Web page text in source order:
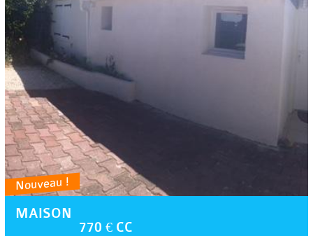
Nouveau !
MAISON
770 € CC